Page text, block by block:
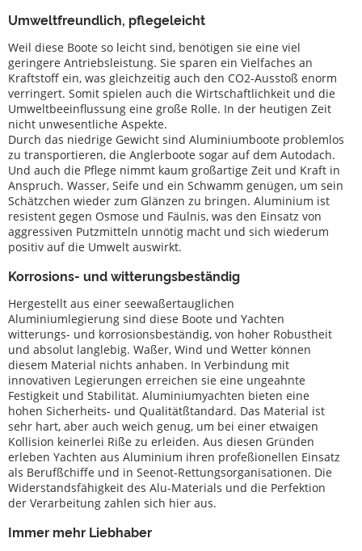
både
Eksperterne
Sejl-
og
Sportsbådskoler
Forsikringer
Skibsværfter
Umweltfreundlich, pflegeleicht
Weil diese Boote so leicht sind, benötigen sie eine viel
geringere Antriebsleistung. Sie sparen ein Vielfaches an
Kraftstoff ein, was gleichzeitig auch den CO2-Ausstoß enorm
verringert. Somit spielen auch die Wirtschaftlichkeit und die
Umweltbeeinflussung eine große Rolle. In der heutigen Zeit
nicht unwesentliche Aspekte.
Durch das niedrige Gewicht sind Aluminiumboote problemlos
zu transportieren, die Anglerboote sogar auf dem Autodach.
Und auch die Pflege nimmt kaum großartige Zeit und Kraft in
Anspruch. Wasser, Seife und ein Schwamm genügen, um sein
Schätzchen wieder zum Glänzen zu bringen. Aluminium ist
resistent gegen Osmose und Fäulnis, was den Einsatz von
aggressiven Putzmitteln unnötig macht und sich wiederum
positiv auf die Umwelt auswirkt.
Korrosions- und witterungsbeständig
Hergestellt aus einer seewaßertauglichen
Aluminiumlegierung sind diese Boote und Yachten
witterungs- und korrosionsbeständig, von hoher Robustheit
und absolut langlebig. Waßer, Wind und Wetter können
diesem Material nichts anhaben. In Verbindung mit
innovativen Legierungen erreichen sie eine ungeahnte
Festigkeit und Stabilität. Aluminiumyachten bieten eine
hohen Sicherheits- und Qualitätßtandard. Das Material ist
sehr hart, aber auch weich genug, um bei einer etwaigen
Kollision keinerlei Riße zu erleiden. Aus diesen Gründen
erleben Yachten aus Aluminium ihren profeßionellen Einsatz
als Berufßchiffe und in Seenot-Rettungsorganisationen. Die
Widerstandsfähigkeit des Alu-Materials und die Perfektion
der Verarbeitung zahlen sich hier aus.
Immer mehr Liebhaber